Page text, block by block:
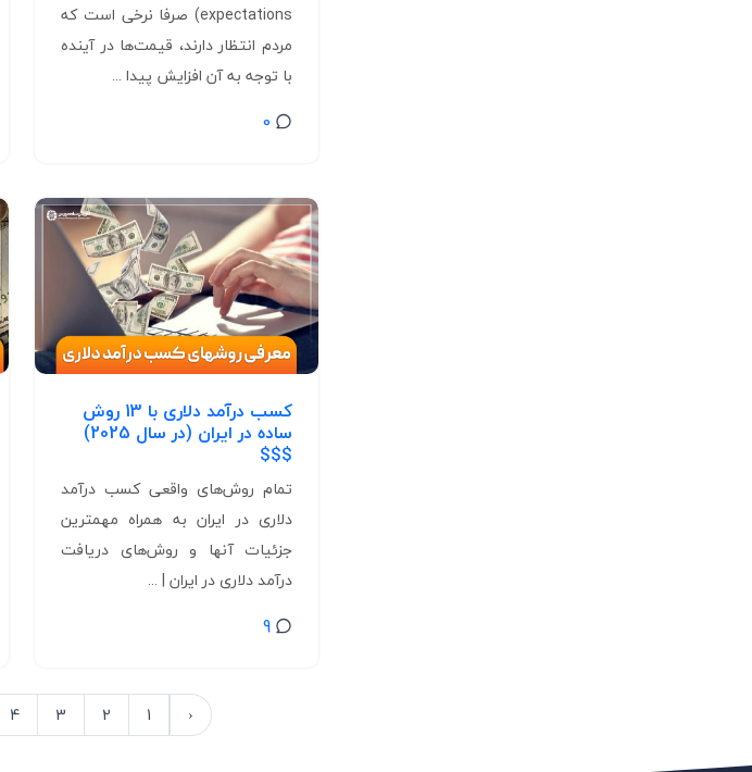
expectations) صرفا نرخی است که
مردم انتظار دارند، قیمت‌ها در آینده
با توجه به آن افزایش پیدا ...
0
کسب درآمد دلاری با 13 روش
ساده در ایران (در سال 2025)
$$$
تمام روش‌های واقعی کسب درآمد
دلاری در ایران به همراه مهمترین
جزئیات آنها و روش‌های دریافت
درآمد دلاری در ایران | ...
9
‹
1
2
3
4